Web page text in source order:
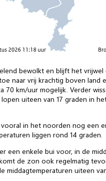
bewolkt en blijft het
naar vrij krachtig boven land
70 km/uur mogelijk. Verder
uiteen van 17 graden in
in het noorden nog een
liggen rond 14 graden.
een enkele bui voor, in de
de zon ook regelmatig
middagtemperaturen uiteen